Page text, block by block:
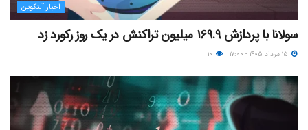
اخبار آلتکوین
سولانا با پردازش ۱۶۹.۹ میلیون تراکنش در یک روز رکورد زد